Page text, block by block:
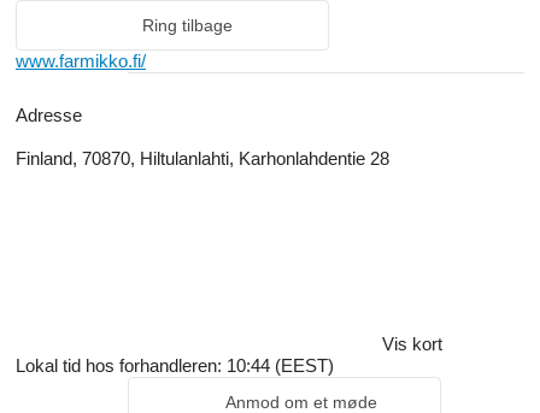
Ring tilbage
www.farmikko.fi/
Adresse
Finland, 70870, Hiltulanlahti, Karhonlahdentie 28
Vis kort
Lokal tid hos forhandleren: 10:44 (EEST)
Anmod om et møde